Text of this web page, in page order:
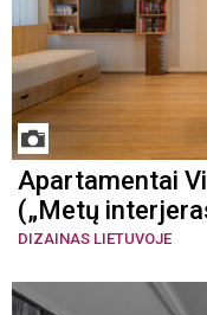
Apartamentai
(„Metų
DIZAINAS LIETUVOJE